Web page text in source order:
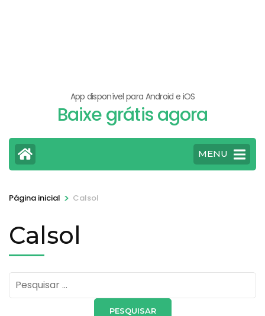
App disponível para Android e iOS
Baixe grátis agora
MENU
Página inicial > Calsol
Calsol
Pesquisar
por: